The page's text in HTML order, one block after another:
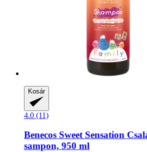
Kosár
4.0 (11)
Benecos Sweet Sensation
sampon, 950 ml